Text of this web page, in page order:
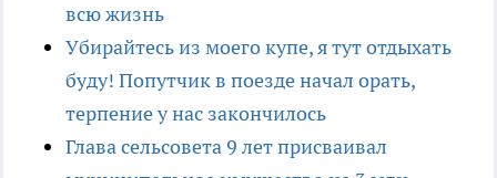
всю жизнь
Убирайтесь из моего купе, я тут отдыхать
буду! Попутчик в поезде начал орать,
терпение у нас закончилось
Глава сельсовета 9 лет присваивал